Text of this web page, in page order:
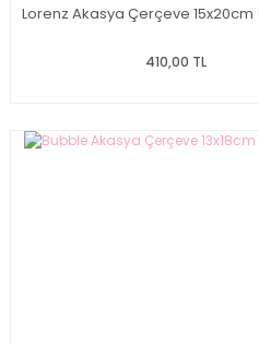
Lorenz Akasya Çerçeve
410,00 TL